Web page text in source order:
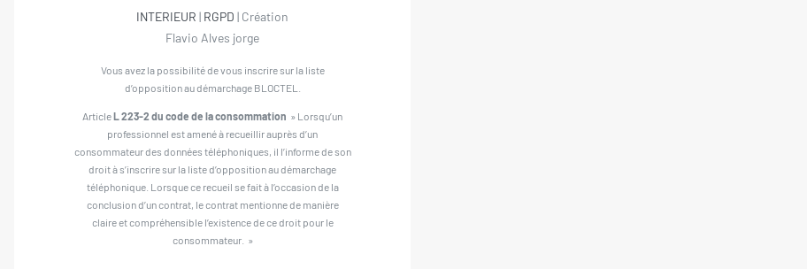
INTERIEUR | RGPD | Création
Flavio Alves jorge
Vous avez la possibilité de vous inscrire sur la liste
d’opposition au démarchage BLOCTEL.
ArticleL 223-2 du code de la consommation » Lorsqu’un
professionnel est amené à recueillir auprès d’un
consommateur des données téléphoniques, il l’informe de son
droit à s’inscrire sur la liste d’opposition au démarchage
téléphonique. Lorsque ce recueil se fait à l’occasion de la
conclusion d’un contrat, le contrat mentionne de manière
claire et compréhensible l’existence de ce droit pour le
consommateur. »